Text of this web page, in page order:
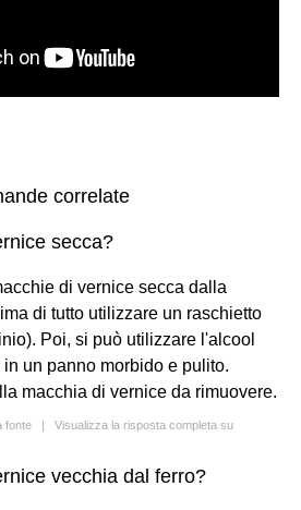
correlate
secca?
di vernice secca dalla
di tutto utilizzare un raschietto
Poi, si può utilizzare l'alcool
un panno morbido e pulito.
macchia di vernice da rimuovere.
fonte | Visualizza la risposta completa su
vecchia dal ferro?